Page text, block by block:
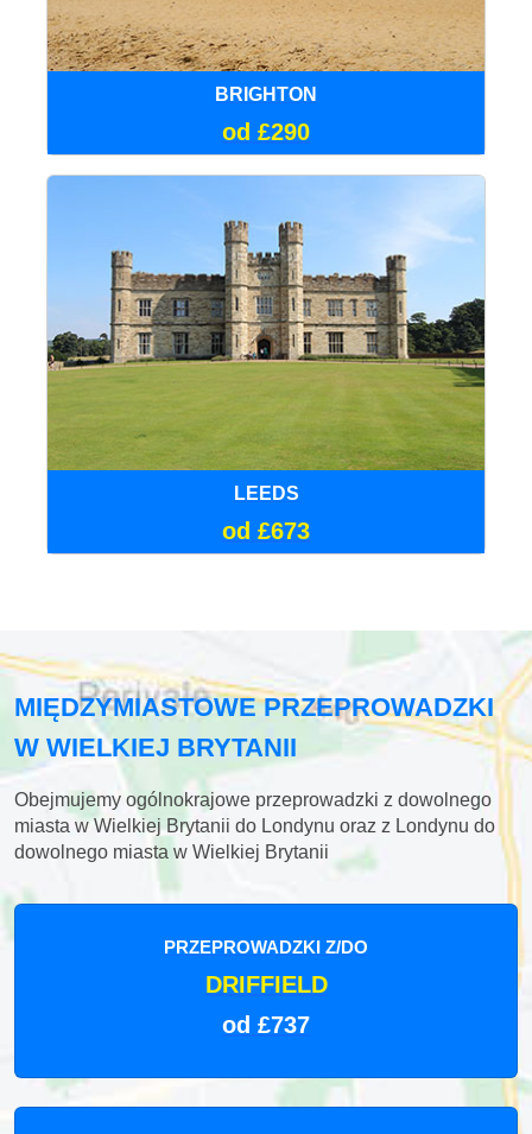
BRIGHTON
od £290
LEEDS
od £673
MIĘDZYMIASTOWE PRZEPROWADZKI
W WIELKIEJ BRYTANII
Obejmujemy ogólnokrajowe przeprowadzki z dowolnego
miasta w Wielkiej Brytanii do Londynu oraz z Londynu do
dowolnego miasta w Wielkiej Brytanii
PRZEPROWADZKI Z/DO
DRIFFIELD
od £737